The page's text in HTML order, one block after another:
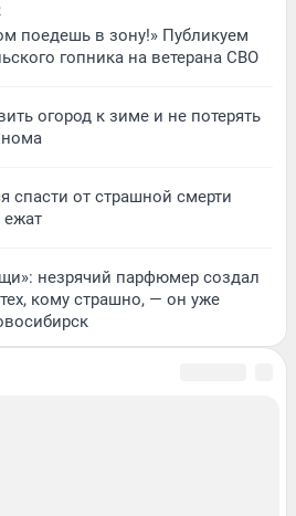
поедешь в зону!» Публикуем
гопника на ветерана СВО
огород к зиме и не потерять
спасти от страшной смерти
незрячий парфюмер создал
кому страшно, — он уже